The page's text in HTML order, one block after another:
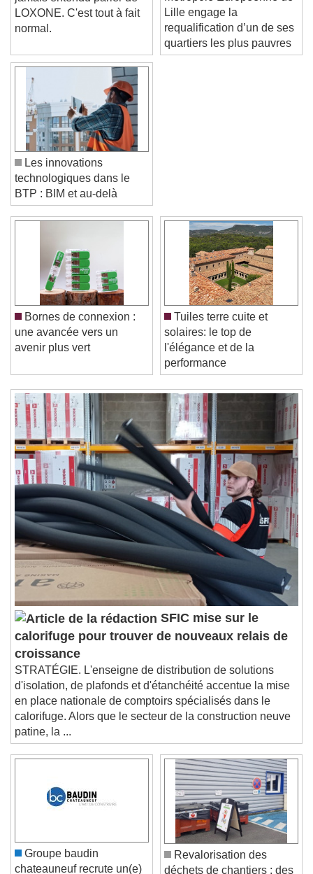
Video Player is loading.
Play Video
Play
Skip Backward
Skip Forward
Unmute
Current Time0:00
/
Duration
Stream TypeLIVE
Seek to live, currently behind liveLIVE
Remaining Time-0:00
1x
Playback Rate
Chapters
Chapters
Descriptions
descriptions off
, selected
Subtitles
subtitles settings
, opens subtitles
settings dialog
subtitles off
, selected
Audio Track
Picture-in-Picture
Fullscreen
Beginning of dialog window. Escape will cancel
and close the window.
Text
Color
Text Background
Color
Caption Area Background
Font Size
jamais entendu parler de
LOXONE. C'est tout à fait
Métropole Européenne de
Lille engage la
requalification d’un de ses
quartiers les plus pauvres
Les innovations
technologiques dans le
BTP : BIM et au-delà
Bornes de connexion :
une avancée vers un
Tuiles terre cuite et
solaires: le top de
l'élégance et de la
performance
SFIC mise sur le
calorifuge pour trouver de nouveaux relais de
croissance
STRATÉGIE. L'enseigne de distribution de solutions
d'isolation, de plafonds et d'étanchéité accentue la mise
en place nationale de comptoirs spécialisés dans le
calorifuge. Alors que le secteur de la construction neuve
patine, la ...
Groupe baudin
Revalorisation des